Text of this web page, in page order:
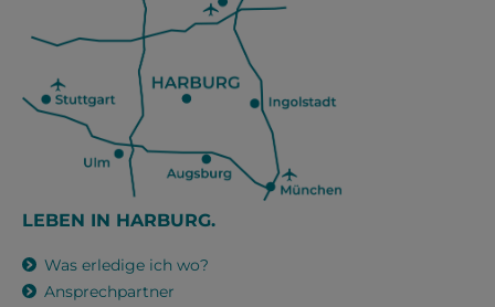
LEBEN IN HARBURG.
Was erledige ich wo?
Ansprechpartner